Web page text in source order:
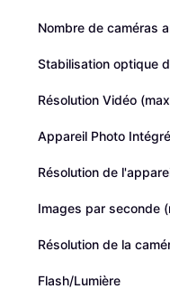
Nombre de caméras
Stabilisation optique
Résolution Vidéo
Appareil Photo Intégré
Résolution de
Images par seconde
Résolution de la
Flash/Lumière